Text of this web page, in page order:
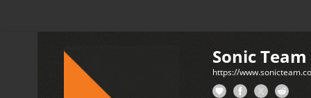
Sonic Team
https://